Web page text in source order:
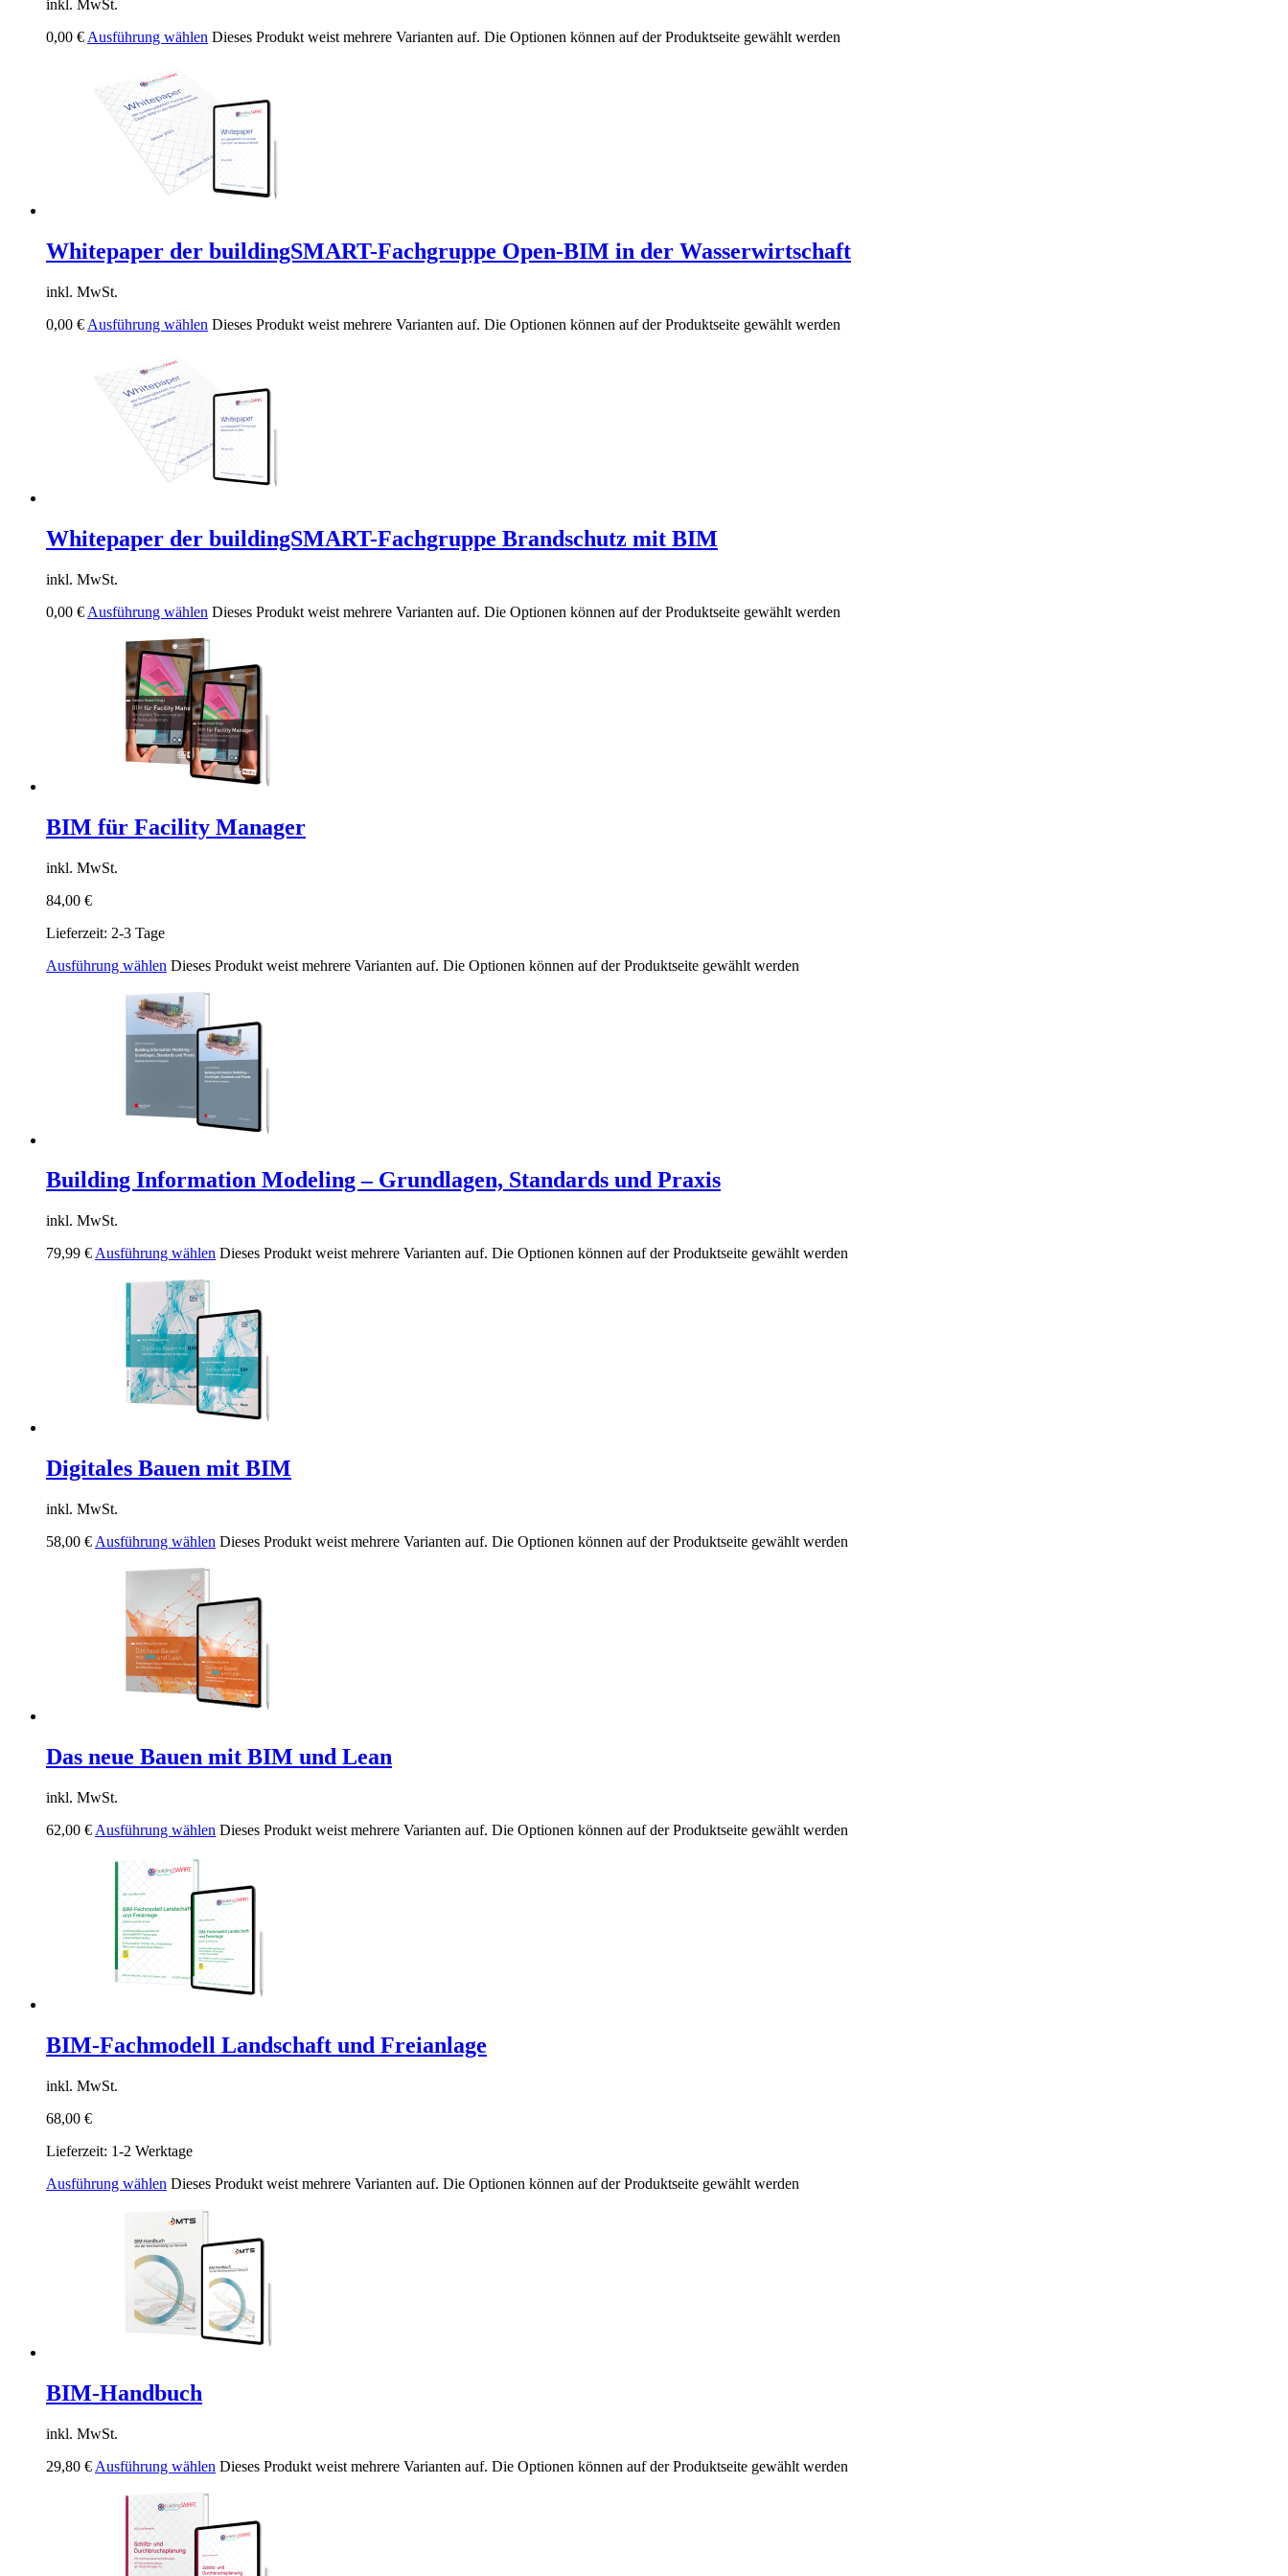
inkl. MwSt.
0,00 € Ausführung wählen Dieses Produkt weist mehrere Varianten auf. Die Optionen können auf der Produktseite gewählt werden
Whitepaper der buildingSMART-Fachgruppe Open-BIM in der Wasserwirtschaft
inkl. MwSt.
0,00 € Ausführung wählen Dieses Produkt weist mehrere Varianten auf. Die Optionen können auf der Produktseite gewählt werden
Whitepaper der buildingSMART-Fachgruppe Brandschutz mit BIM
inkl. MwSt.
0,00 € Ausführung wählen Dieses Produkt weist mehrere Varianten auf. Die Optionen können auf der Produktseite gewählt werden
BIM für Facility Manager
inkl. MwSt.
84,00 €
Lieferzeit: 2-3 Tage
Ausführung wählen Dieses Produkt weist mehrere Varianten auf. Die Optionen können auf der Produktseite gewählt werden
Building Information Modeling – Grundlagen, Standards und Praxis
inkl. MwSt.
79,99 € Ausführung wählen Dieses Produkt weist mehrere Varianten auf. Die Optionen können auf der Produktseite gewählt werden
Digitales Bauen mit BIM
inkl. MwSt.
58,00 € Ausführung wählen Dieses Produkt weist mehrere Varianten auf. Die Optionen können auf der Produktseite gewählt werden
Das neue Bauen mit BIM und Lean
inkl. MwSt.
62,00 € Ausführung wählen Dieses Produkt weist mehrere Varianten auf. Die Optionen können auf der Produktseite gewählt werden
BIM-Fachmodell Landschaft und Freianlage
inkl. MwSt.
68,00 €
Lieferzeit: 1-2 Werktage
Ausführung wählen Dieses Produkt weist mehrere Varianten auf. Die Optionen können auf der Produktseite gewählt werden
BIM-Handbuch
inkl. MwSt.
29,80 € Ausführung wählen Dieses Produkt weist mehrere Varianten auf. Die Optionen können auf der Produktseite gewählt werden